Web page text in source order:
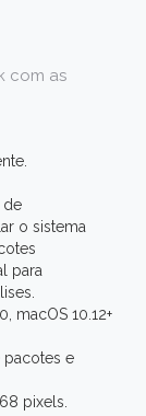
com as
de
o sistema
para
macOS 10.12+
pacotes e
pixels.